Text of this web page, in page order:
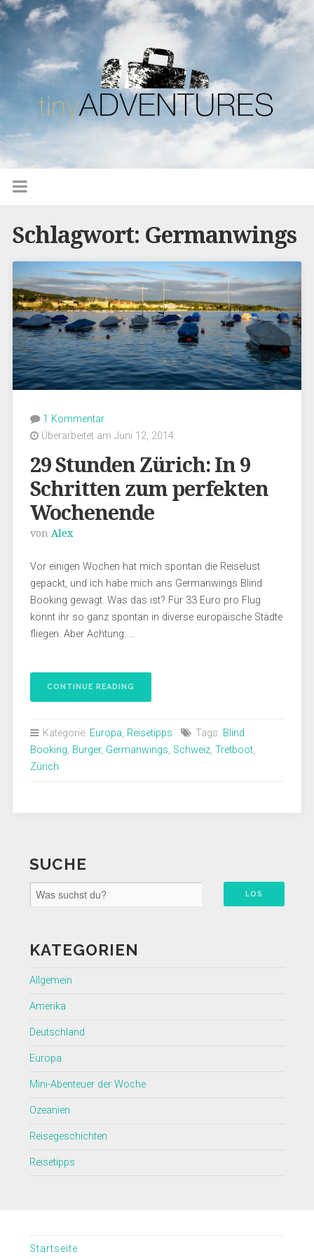
Schlagwort: Germanwings
1 Kommentar
Überarbeitet am Juni 12, 2014
29 Stunden Zürich: In 9
Schritten zum perfekten
Wochenende
von Alex
Vor einigen Wochen hat mich spontan die Reiselust
gepackt, und ich habe mich ans Germanwings Blind
Booking gewagt. Was das ist? Für 33 Euro pro Flug
könnt ihr so ganz spontan in diverse europäische Städte
fliegen. Aber Achtung: …
CONTINUE READING
Kategorie: Europa, Reisetipps Tags: Blind
Booking, Burger, Germanwings, Schweiz, Tretboot,
Zürich
SUCHE
KATEGORIEN
Allgemein
Amerika
Deutschland
Europa
Mini-Abenteuer der Woche
Ozeanien
Reisegeschichten
Reisetipps
Startseite